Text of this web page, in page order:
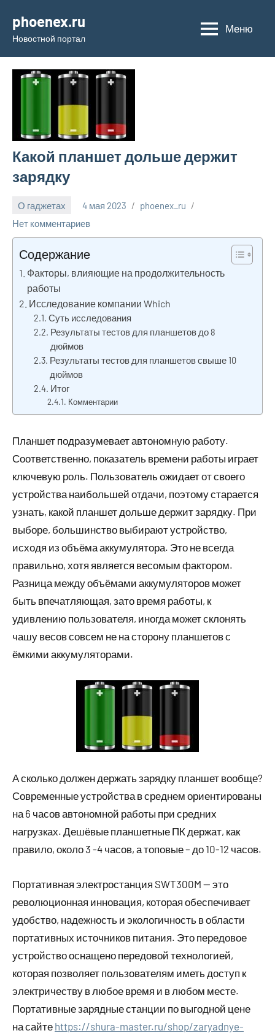
содержимому
phoenex.ru
Новостной портал
Меню
Какой планшет дольше держит
зарядку
О гаджетах 4 мая 2023
phoenex_ru
Нет комментариев
Содержание
Факторы, влияющие на продолжительность
работы
Исследование компании Which
Суть исследования
Результаты тестов для планшетов до 8
дюймов
Результаты тестов для планшетов свыше 10
дюймов
Итог
Комментарии
Планшет подразумевает автономную работу.
Соответственно, показатель времени работы играет
ключевую роль. Пользователь ожидает от своего
устройства наибольшей отдачи, поэтому старается
узнать, какой планшет дольше держит зарядку. При
выборе, большинство выбирают устройство,
исходя из объёма аккумулятора. Это не всегда
правильно, хотя является весомым фактором.
Разница между объёмами аккумуляторов может
быть впечатляющая, зато время работы, к
удивлению пользователя, иногда может склонять
чашу весов совсем не на сторону планшетов с
ёмкими аккумуляторами.
А сколько должен держать зарядку планшет вообще?
Современные устройства в среднем ориентированы
на 6 часов автономной работы при средних
нагрузках. Дешёвые планшетные ПК держат, как
правило, около 3 -4 часов, а топовые – до 10-12 часов.
Портативная электростанция SWT300M — это
революционная инновация, которая обеспечивает
удобство, надежность и экологичность в области
портативных источников питания. Это передовое
устройство оснащено передовой технологией,
которая позволяет пользователям иметь доступ к
электричеству в любое время и в любом месте.
Портативные зарядные станции по выгодной цене
на сайте https://shura-master.ru/shop/zaryadnye-